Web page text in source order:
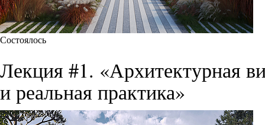
Состоялось
Лекция #1. «Архитектурная
и реальная практика»